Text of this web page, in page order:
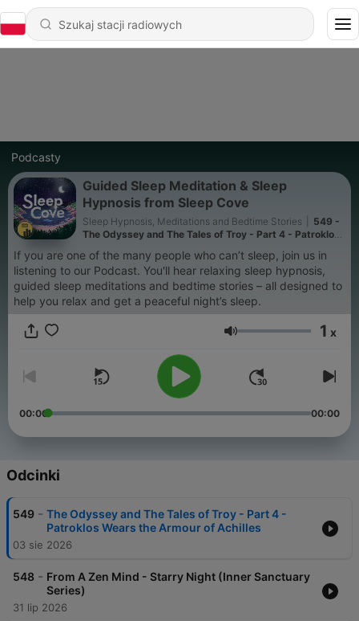
Podcasty
Guided Sleep Meditation & Sleep
Hypnosis from Sleep Cove
Sleep Hypnosis, Meditations and Bedtime Stories
549 -
The Odyssey and The Tales of Troy - Part 4 - Patroklos
If you are one of the many people who can’t sleep, join us in
listening to our Podcast. You'll hear relaxing sleep hypnosis,
guided sleep meditations and bedtime stories – all designed to
help you relax and get a peaceful night’s sleep.
Głośność 1 x
00:00 00:00
Odcinki
549 - The Odyssey and The Tales of Troy - Part 4 -
Patroklos Wears the Armour of Achilles
03 sie 2026
548 - From A Zen Mind - Starry Night (Inner Sanctuary
Series)
31 lip 2026